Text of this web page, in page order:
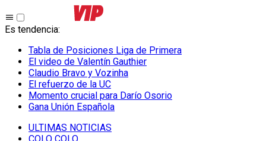
Es tendencia:
Tabla de Posiciones Liga de Primera
El video de Valentín Gauthier
Claudio Bravo y Vozinha
El refuerzo de la UC
Momento crucial para Darío Osorio
Gana Unión Española
ULTIMAS NOTICIAS